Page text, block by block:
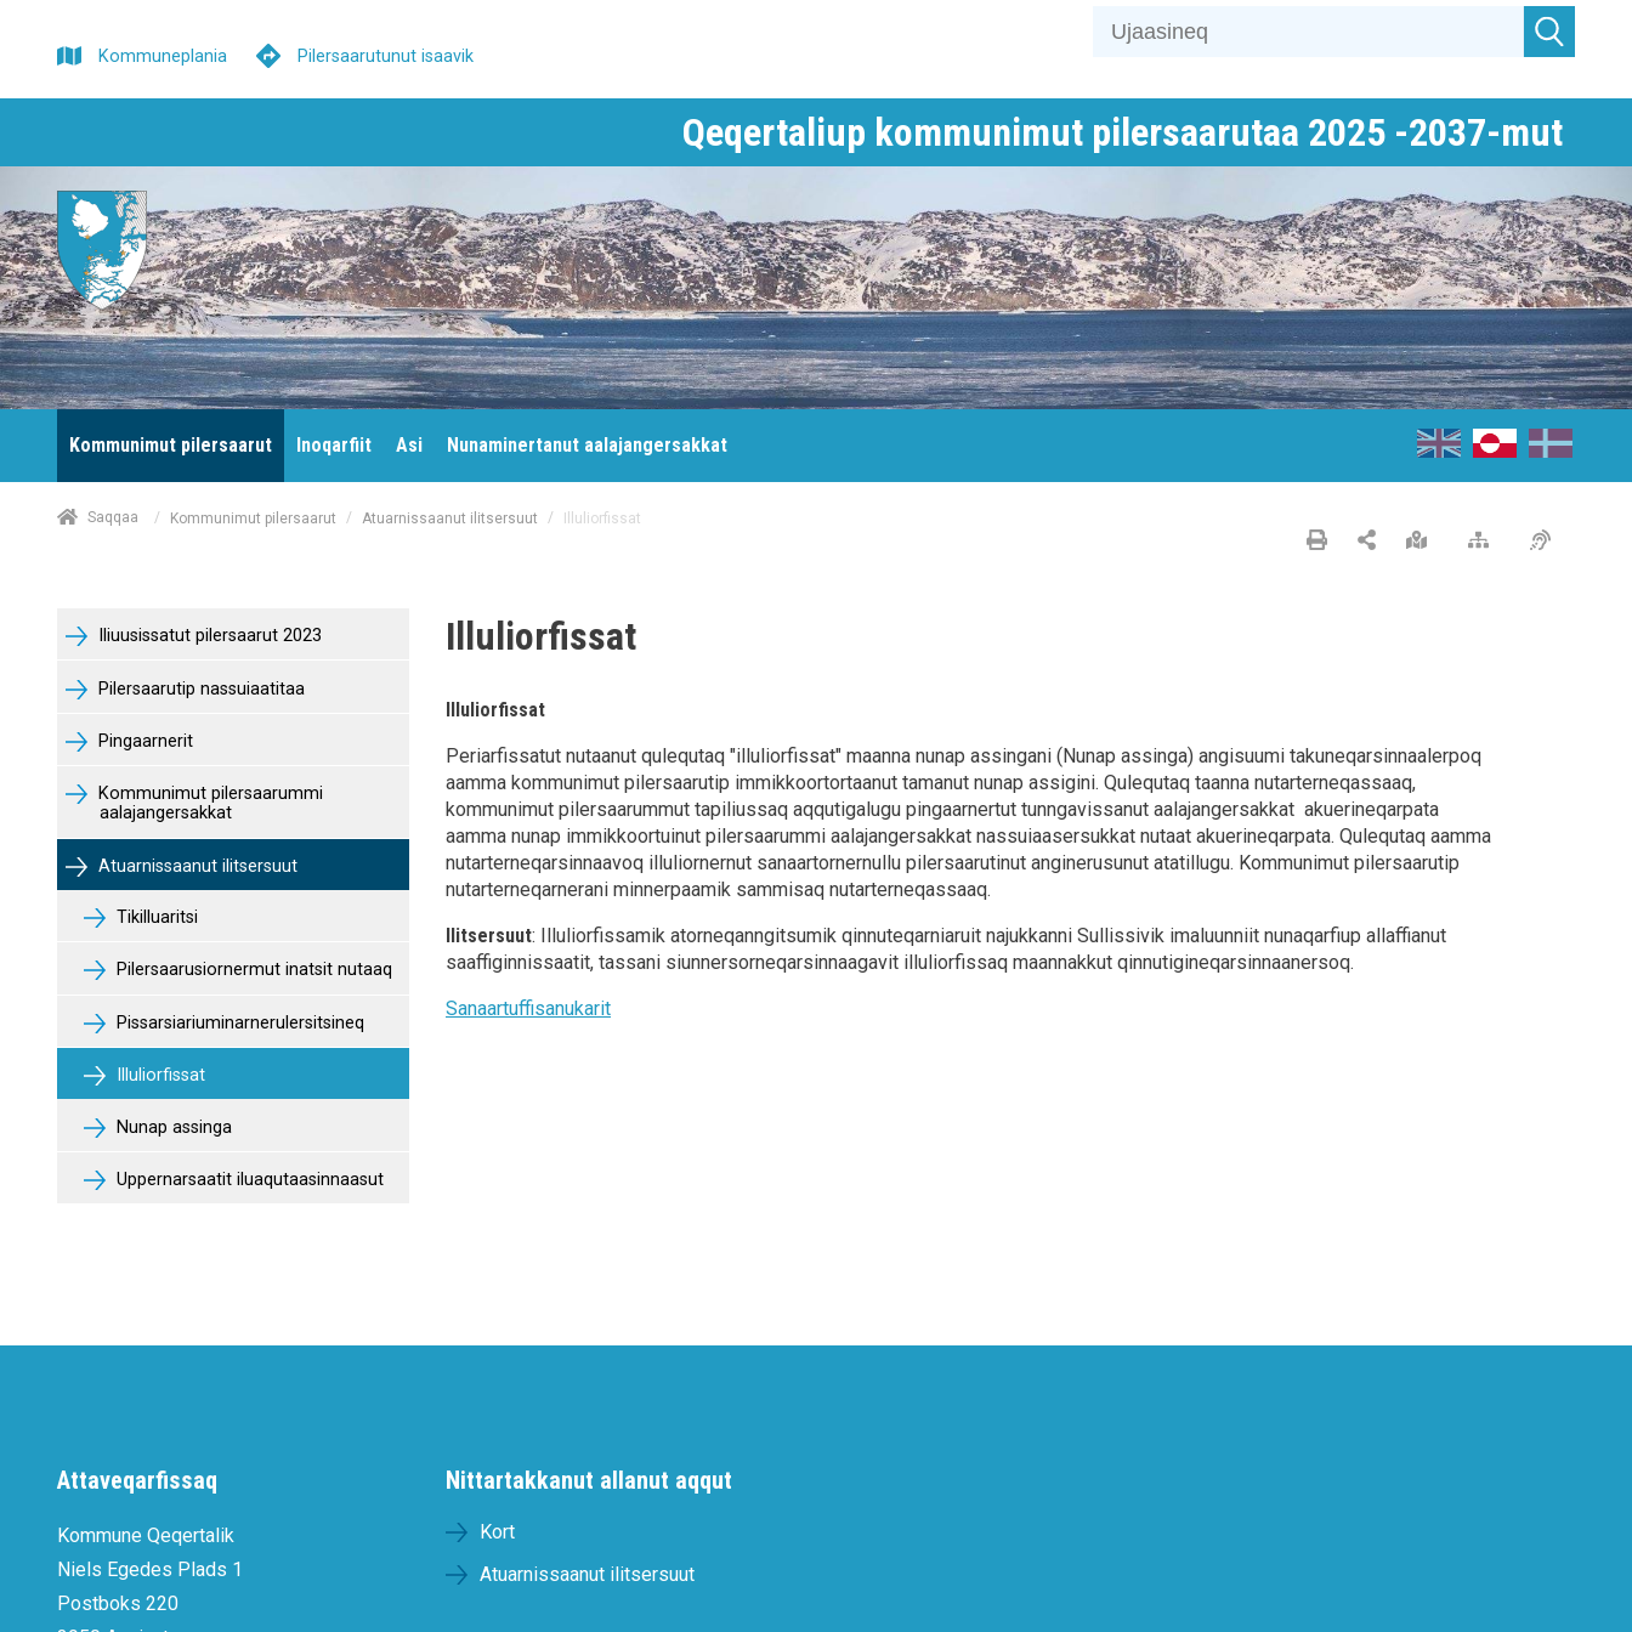
Kommuneplania Pilersaarutunut isaavik
Qeqertaliup kommunimut pilersaarutaa 2025 -2037-mut
Kommunimut pilersaarut Inoqarfiit Asi Nunaminertanut aalajangersakkat
Saqqaa / Kommunimut pilersaarut / Atuarnissaanut ilitsersuut / Illuliorfissat
Iliuusissatut pilersaarut 2023
Pilersaarutip nassuiaatitaa
Pingaarnerit
Kommunimut pilersaarummi
aalajangersakkat
Atuarnissaanut ilitsersuut
Tikilluaritsi
Pilersaarusiornermut inatsit nutaaq
Pissarsiariuminarnerulersitsineq
Illuliorfissat
Nunap assinga
Uppernarsaatit iluaqutaasinnaasut
Illuliorfissat
Illuliorfissat
Periarfissatut nutaanut qulequtaq "illuliorfissat" maanna nunap assingani (Nunap assinga) angisuumi takuneqarsinnaalerpoq
aamma kommunimut pilersaarutip immikkoortortaanut tamanut nunap assigini. Qulequtaq taanna nutarterneqassaaq,
kommunimut pilersaarummut tapiliussaq aqqutigalugu pingaarnertut tunngavissanut aalajangersakkat akuerineqarpata
aamma nunap immikkoortuinut pilersaarummi aalajangersakkat nassuiaasersukkat nutaat akuerineqarpata. Qulequtaq aamma
nutarterneqarsinnaavoq illuliornernut sanaartornernullu pilersaarutinut anginerusunut atatillugu. Kommunimut pilersaarutip
nutarterneqarnerani minnerpaamik sammisaq nutarterneqassaaq.
Ilitsersuut: Illuliorfissamik atorneqanngitsumik qinnuteqarniaruit najukkanni Sullissivik imaluunniit nunaqarfiup allaffianut
saaffiginnissaatit, tassani siunnersorneqarsinnaagavit illuliorfissaq maannakkut qinnutigineqarsinnaanersoq.
Sanaartuffisanukarit
Attaveqarfissaq
Kommune Qeqertalik
Niels Egedes Plads 1
Postboks 220
Nittartakkanut allanut aqqut
Kort
Atuarnissaanut ilitsersuut